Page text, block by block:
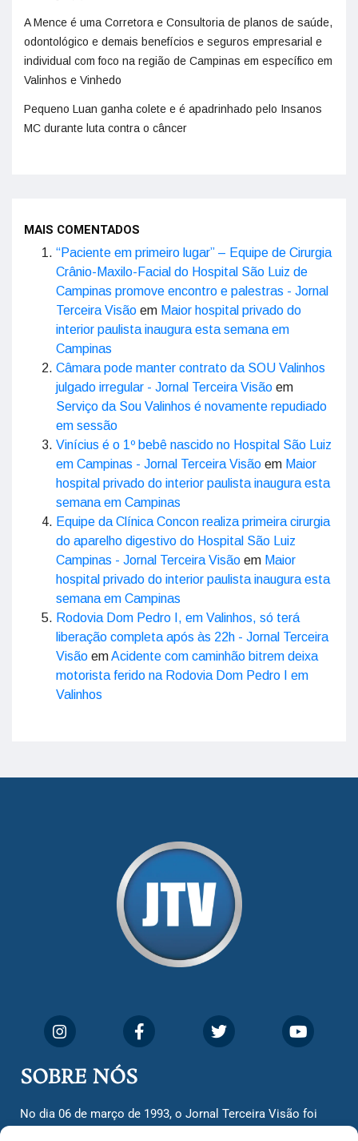
A Mence é uma Corretora e Consultoria de planos de saúde,
odontológico e demais benefícios e seguros empresarial e
individual com foco na região de Campinas em específico em
Valinhos e Vinhedo
Pequeno Luan ganha colete e é apadrinhado pelo Insanos
MC durante luta contra o câncer
MAIS COMENTADOS
“Paciente em primeiro lugar” – Equipe de Cirurgia
Crânio-Maxilo-Facial do Hospital São Luiz de
Campinas promove encontro e palestras - Jornal
Terceira Visão em Maior hospital privado do
interior paulista inaugura esta semana em
Campinas
Câmara pode manter contrato da SOU Valinhos
julgado irregular - Jornal Terceira Visão em
Serviço da Sou Valinhos é novamente repudiado
em sessão
Vinícius é o 1º bebê nascido no Hospital São Luiz
em Campinas - Jornal Terceira Visão em Maior
hospital privado do interior paulista inaugura esta
semana em Campinas
Equipe da Clínica Concon realiza primeira cirurgia
do aparelho digestivo do Hospital São Luiz
Campinas - Jornal Terceira Visão em Maior
hospital privado do interior paulista inaugura esta
semana em Campinas
Rodovia Dom Pedro I, em Valinhos, só terá
liberação completa após às 22h - Jornal Terceira
Visão emAcidente com caminhão bitrem deixa
motorista ferido na Rodovia Dom Pedro I em
Valinhos
SOBRE NÓS
No dia 06 de março de 1993, o Jornal Terceira Visão foi